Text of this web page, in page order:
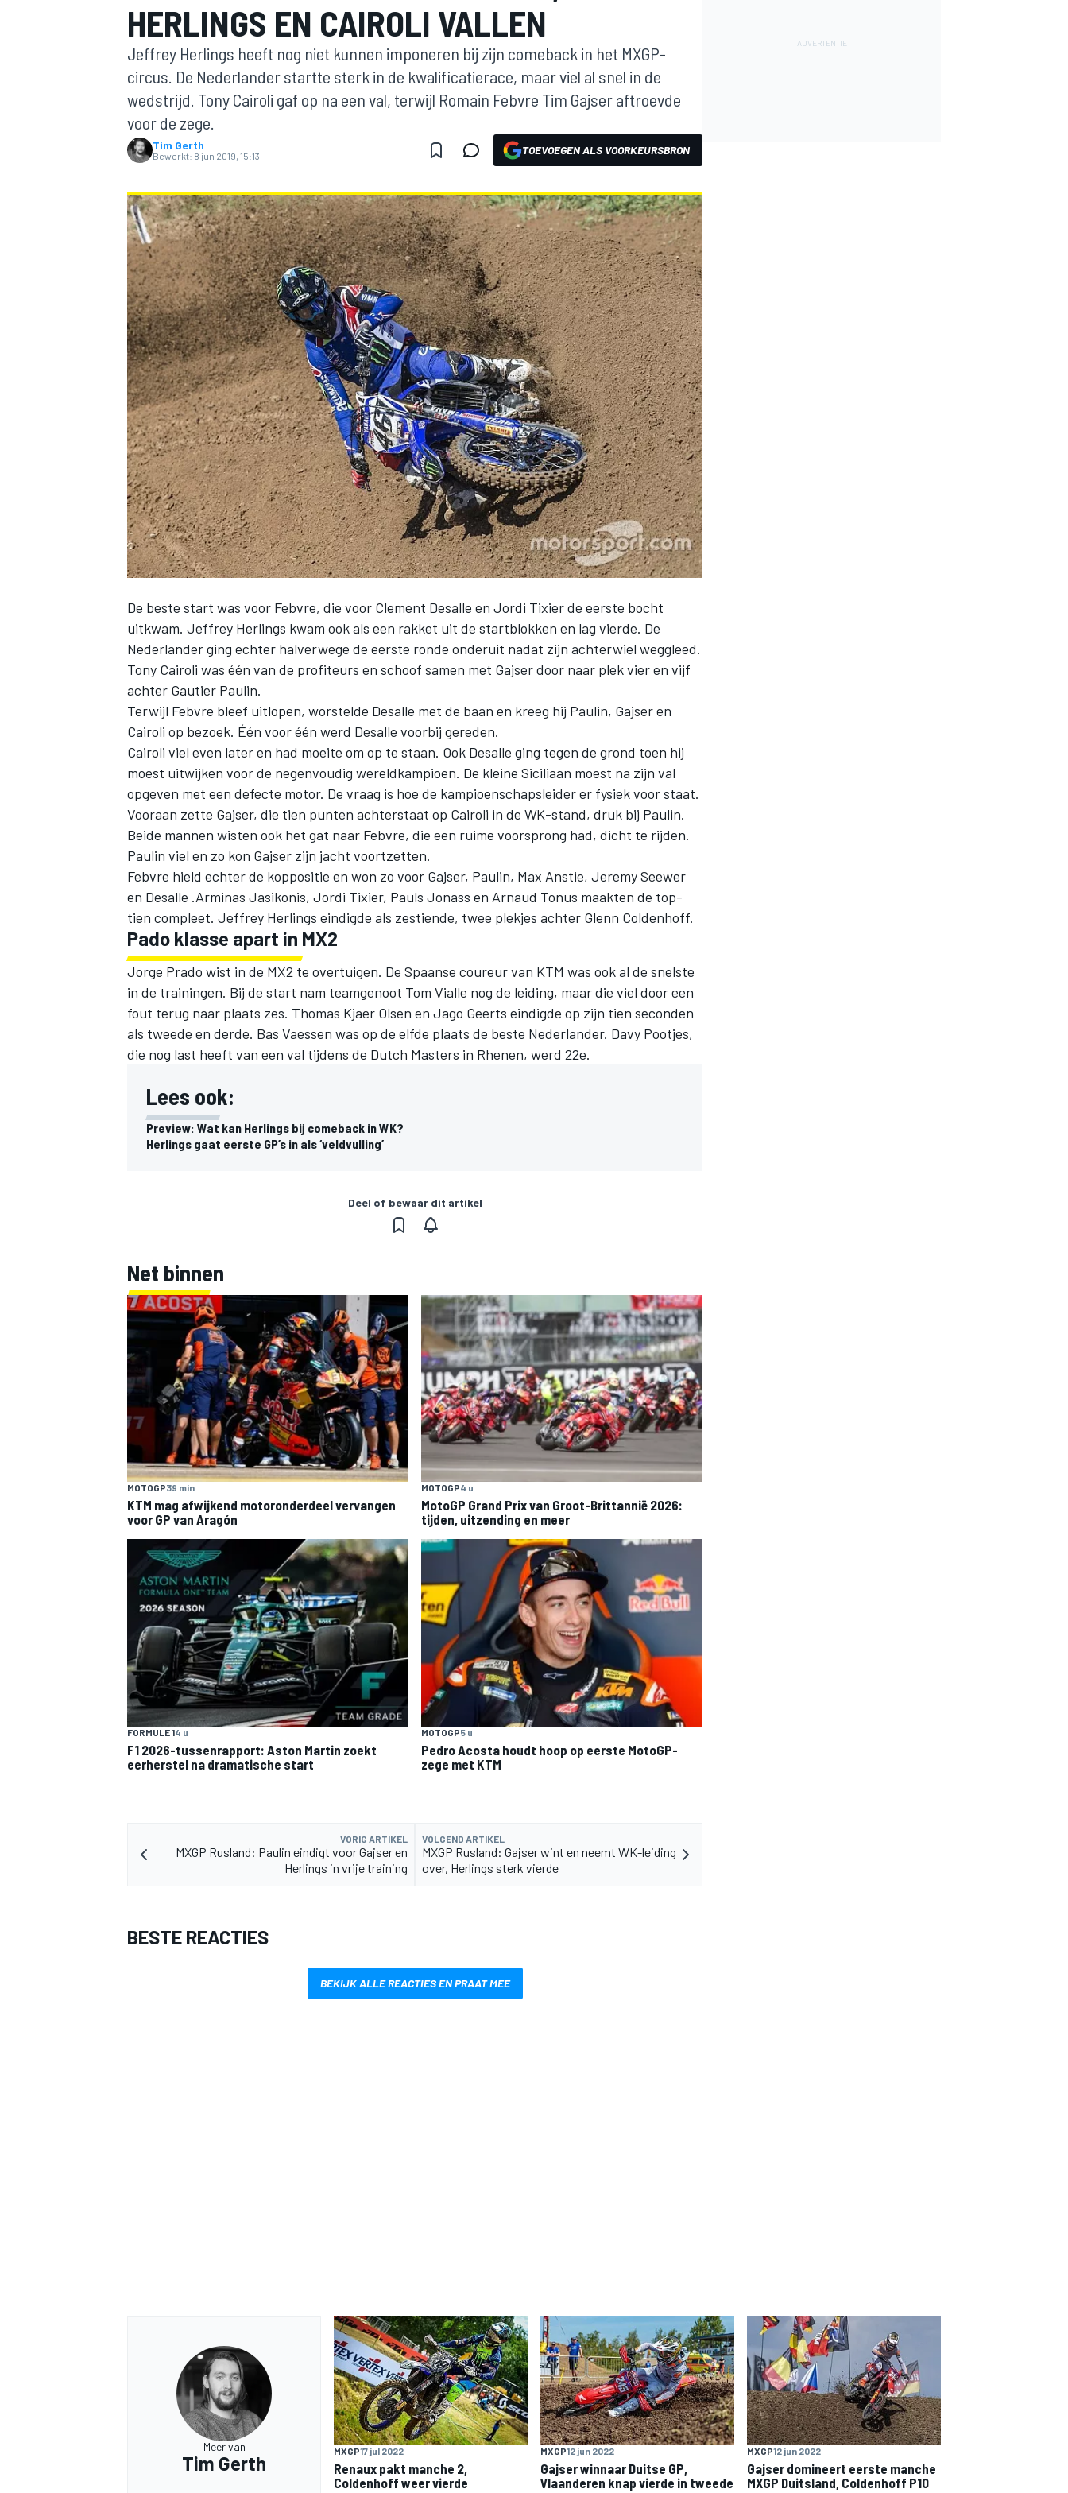
INDYCAR
WEC DTM
HERLINGS EN CAIROLI VALLEN
Jeffrey Herlings heeft nog niet kunnen imponeren bij zijn comeback in het MXGP-
circus. De Nederlander startte sterk in de kwalificatierace, maar viel al snel in de
wedstrijd. Tony Cairoli gaf op na een val, terwijl Romain Febvre Tim Gajser aftroevde
voor de zege.
Tim Gerth
Bewerkt: 8 jun 2019, 15:13 TOEVOEGEN ALS VOORKEURSBRON
De beste start was voor Febvre, die voor Clement Desalle en Jordi Tixier de eerste bocht
uitkwam. Jeffrey Herlings kwam ook als een rakket uit de startblokken en lag vierde. De
Nederlander ging echter halverwege de eerste ronde onderuit nadat zijn achterwiel weggleed.
Tony Cairoli was één van de profiteurs en schoof samen met Gajser door naar plek vier en vijf
achter Gautier Paulin.
Terwijl Febvre bleef uitlopen, worstelde Desalle met de baan en kreeg hij Paulin, Gajser en
Cairoli op bezoek. Één voor één werd Desalle voorbij gereden.
Cairoli viel even later en had moeite om op te staan. Ook Desalle ging tegen de grond toen hij
moest uitwijken voor de negenvoudig wereldkampioen. De kleine Siciliaan moest na zijn val
opgeven met een defecte motor. De vraag is hoe de kampioenschapsleider er fysiek voor staat.
Vooraan zette Gajser, die tien punten achterstaat op Cairoli in de WK-stand, druk bij Paulin.
Beide mannen wisten ook het gat naar Febvre, die een ruime voorsprong had, dicht te rijden.
Paulin viel en zo kon Gajser zijn jacht voortzetten.
Febvre hield echter de koppositie en won zo voor Gajser, Paulin, Max Anstie, Jeremy Seewer
en Desalle .Arminas Jasikonis, Jordi Tixier, Pauls Jonass en Arnaud Tonus maakten de top-
tien compleet. Jeffrey Herlings eindigde als zestiende, twee plekjes achter Glenn Coldenhoff.
Pado klasse apart in MX2
Jorge Prado wist in de MX2 te overtuigen. De Spaanse coureur van KTM was ook al de snelste
in de trainingen. Bij de start nam teamgenoot Tom Vialle nog de leiding, maar die viel door een
fout terug naar plaats zes. Thomas Kjaer Olsen en Jago Geerts eindigde op zijn tien seconden
als tweede en derde. Bas Vaessen was op de elfde plaats de beste Nederlander. Davy Pootjes,
die nog last heeft van een val tijdens de Dutch Masters in Rhenen, werd 22e.
Lees ook:
Preview: Wat kan Herlings bij comeback in WK?
Herlings gaat eerste GP’s in als ‘veldvulling’
Deel of bewaar dit artikel
Net binnen
MOTOGP39 min
KTM mag afwijkend motoronderdeel vervangen
voor GP van Aragón
MOTOGP4 u
MotoGP Grand Prix van Groot-Brittannië 2026:
tijden, uitzending en meer
FORMULE 14 u
F1 2026-tussenrapport: Aston Martin zoekt
eerherstel na dramatische start
MOTOGP5 u
Pedro Acosta houdt hoop op eerste MotoGP-
zege met KTM
VORIG ARTIKEL
MXGP Rusland: Paulin eindigt voor Gajser en
Herlings in vrije training
VOLGEND ARTIKEL
MXGP Rusland: Gajser wint en neemt WK-leiding
over, Herlings sterk vierde
BESTE REACTIES
BEKIJK ALLE REACTIES EN PRAAT MEE
Meer van
Tim Gerth
MXGP17 jul 2022
Renaux pakt manche 2,
Coldenhoff weer vierde
MXGP12 jun 2022
Gajser winnaar Duitse GP,
Vlaanderen knap vierde in tweede
MXGP12 jun 2022
Gajser domineert eerste manche
MXGP Duitsland, Coldenhoff P10